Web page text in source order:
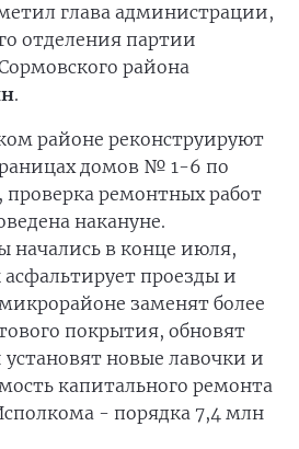
глава администрации,
отделения партии
района
.
районе реконструируют
домов № 1-6 по
ремонтных работ
накануне.
начались в конце июля,
проезды и
заменят более
покрытия, обновят
новые лавочки и
капитального ремонта
- порядка 7,4 млн